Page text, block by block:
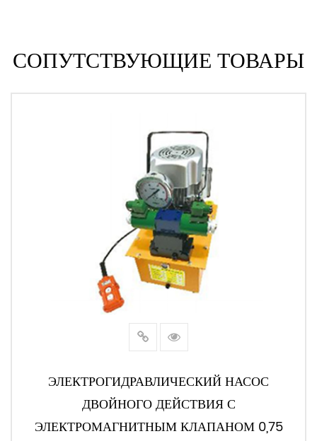
СОПУТСТВУЮЩИЕ ТОВАРЫ
ЭЛЕКТРОГИДРАВЛИЧЕСКИЙ НАСОС
ДВОЙНОГО ДЕЙСТВИЯ С
ЭЛЕКТРОМАГНИТНЫМ КЛАПАНОМ 0,75